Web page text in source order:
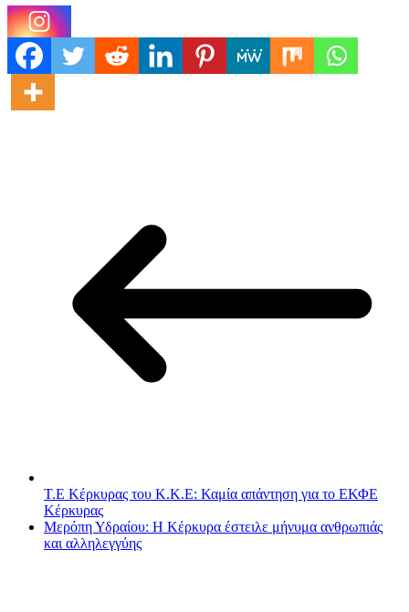
Τ.Ε Κέρκυρας του Κ.Κ.Ε: Καμία απάντηση για το ΕΚΦΕ
Κέρκυρας
Μερόπη Υδραίου: Η Κέρκυρα έστειλε μήνυμα ανθρωπιάς
και αλληλεγγύης